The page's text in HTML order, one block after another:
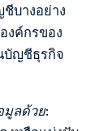
บางอย่าง
งค์กรของ
บัญชีธุรกิจ
ลด้วย: